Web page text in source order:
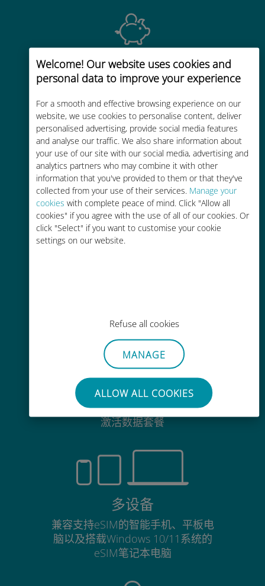
Welcome! Our website uses cookies and
personal data to improve your experience
For a smooth and effective browsing experience on our
website, we use cookies to personalise content, deliver
personalised advertising, provide social media features
and analyse our traffic. We also share information about
your use of our site with our social media, advertising and
analytics partners who may combine it with other
information that you've provided to them or that they've
collected from your use of their services. Manage your
cookies with complete peace of mind. Click "Allow all
cookies" if you agree with the use of all of our cookies. Or
click "Select" if you want to customise your cookie
settings on our website.
Refuse all cookies
MANAGE
ALLOW ALL COOKIES
经济实惠
比现有运营商的漫游费便宜高达90%
轻松充值
通过Ubigi应用随时随地通话，即使
没有Wi-Fi或剩余流量也能畅聊
随时可用
只需安装一次eSIM，即可在需要时
激活数据套餐
多设备
兼容支持eSIM的智能手机、平板电
脑以及搭载Windows 10/11系统的
eSIM笔记本电脑